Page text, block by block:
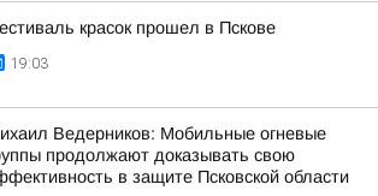
красок прошел в Пскове
19:03
Ведерников: Мобильные огневые
продолжают доказывать свою
в защите Псковской области